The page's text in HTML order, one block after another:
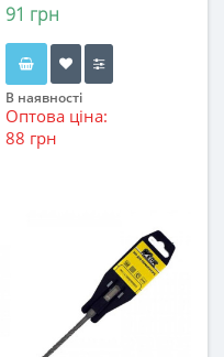
91 грн
В наявності
Оптова ціна:
88 грн